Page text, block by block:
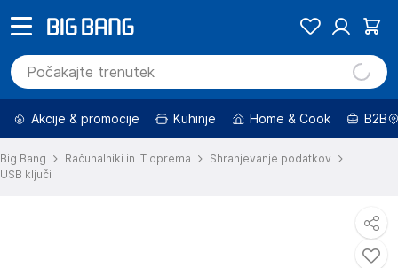
Akcije & promocije Kuhinje Home & Cook B2B
Big Bang Računalniki in IT oprema
Shranjevanje podatkov
USB ključi